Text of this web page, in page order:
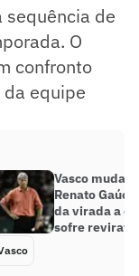
sequência de
O
confronto
equipe
Vasco muda
Renato
da virada a
sofre